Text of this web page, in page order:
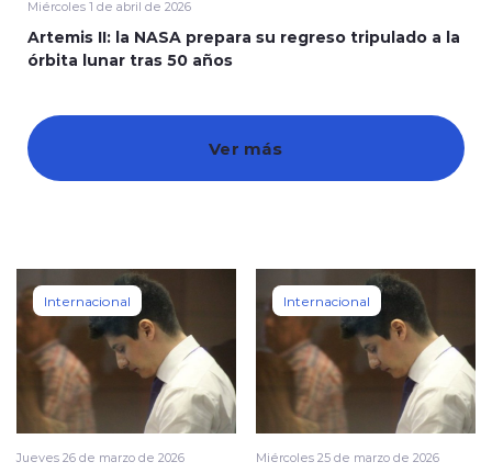
modo claro
Miércoles 1 de abril de 2026
Artemis II: la NASA prepara su regreso tripulado a la
órbita lunar tras 50 años
Ver más
Internacional
Jueves 26 de marzo de 2026
Internacional
Miércoles 25 de marzo de 2026